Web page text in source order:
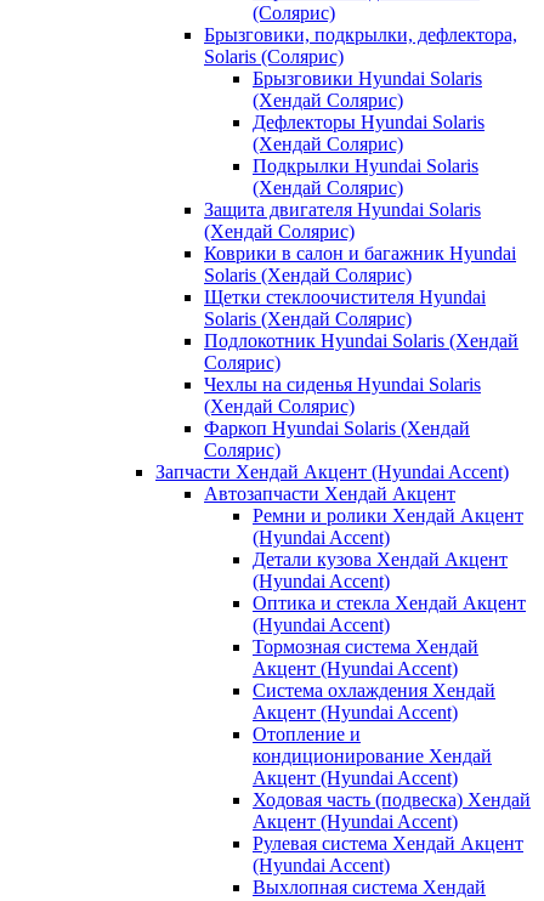
(Солярис)
Брызговики, подкрылки, дефлектора,
Solaris (Солярис)
Брызговики Hyundai Solaris
(Хендай Солярис)
Дефлекторы Hyundai Solaris
(Хендай Солярис)
Подкрылки Hyundai Solaris
(Хендай Солярис)
Защита двигателя Hyundai Solaris
(Хендай Солярис)
Коврики в салон и багажник Hyundai
Solaris (Хендай Солярис)
Щетки стеклоочистителя Hyundai
Solaris (Хендай Солярис)
Подлокотник Hyundai Solaris (Хендай
Солярис)
Чехлы на сиденья Hyundai Solaris
(Хендай Солярис)
Фаркоп Hyundai Solaris (Хендай
Солярис)
Запчасти Хендай Акцент (Hyundai Accent)
Автозапчасти Хендай Акцент
Ремни и ролики Хендай Акцент
(Hyundai Accent)
Детали кузова Хендай Акцент
(Hyundai Accent)
Оптика и стекла Хендай Акцент
(Hyundai Accent)
Тормозная система Хендай
Акцент (Hyundai Accent)
Система охлаждения Хендай
Акцент (Hyundai Accent)
Отопление и
кондиционирование Хендай
Акцент (Hyundai Accent)
Ходовая часть (подвеска) Хендай
Акцент (Hyundai Accent)
Рулевая система Хендай Акцент
(Hyundai Accent)
Выхлопная система Хендай